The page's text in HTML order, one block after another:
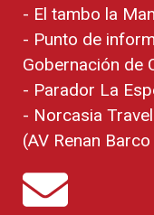
- El tambo la
- Punto de
Gobernación de
- Parador La
- Norcasia Travel
(AV Renan